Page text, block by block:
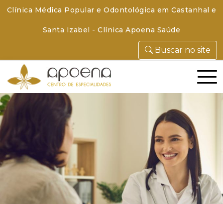
Clínica Médica Popular e Odontológica em Castanhal e
Santa Izabel - Clínica Apoena Saúde
Buscar no site